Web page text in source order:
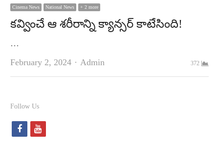
Cinema News National News + 2 more
క‌వ్వించే ఆ శ‌రీరాన్ని క్యాన్సర్ కాటేసింది!
…
February 2, 2024
Author
Admin 372
Follow Us
f
y